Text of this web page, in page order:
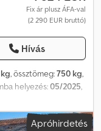
Fix ár plusz ÁFA-val
(2 290 EUR bruttó)
Hívás
, össztömeg:750 kg,
helyezés:05/2025
, A28
BS3, 100 km/h... és
Apróhirdetés